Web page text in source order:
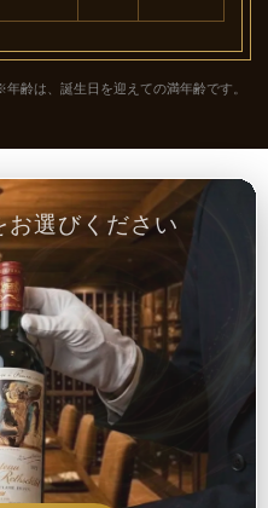
年齢は、誕生日を迎えての満年齢です。
お選びください